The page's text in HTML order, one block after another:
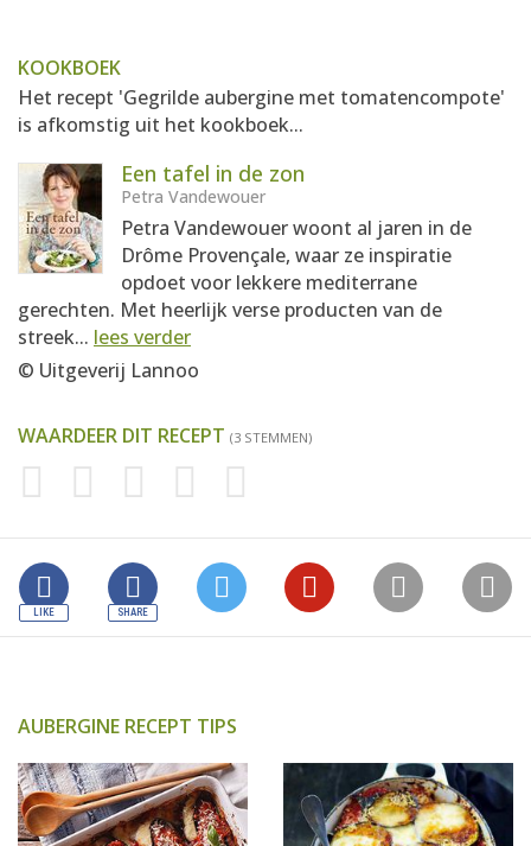
KOOKBOEK
Het recept 'Gegrilde aubergine met tomatencompote'
is afkomstig uit het kookboek...
Een tafel in de zon
Petra Vandewouer
Petra Vandewouer woont al jaren in de
Drôme Provençale, waar ze inspiratie
opdoet voor lekkere mediterrane
gerechten. Met heerlijk verse producten van de
streek... lees verder
© Uitgeverij Lannoo
WAARDEER DIT RECEPT (3 STEMMEN)
AUBERGINE RECEPT TIPS